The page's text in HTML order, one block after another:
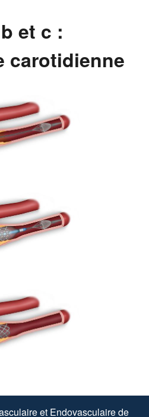
et c :
carotidienne
et Endovasculaire de